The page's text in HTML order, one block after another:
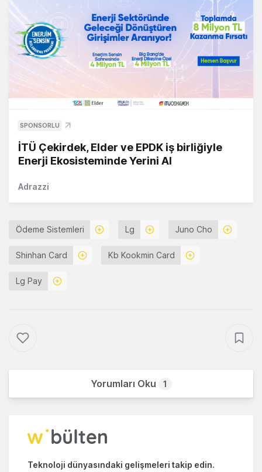
SPONSORLU
İTÜ Çekirdek, Elder ve EPDK iş birliğiyle
Enerji Ekosisteminde Yerini Al
Adrazzi
Ödeme Sistemleri Lg Juno Cho
Shinhan Card Kb Kookmin Card
Lg Pay
Yorumları Oku 1
Teknoloji dünyasındaki gelişmeleri takip edin.